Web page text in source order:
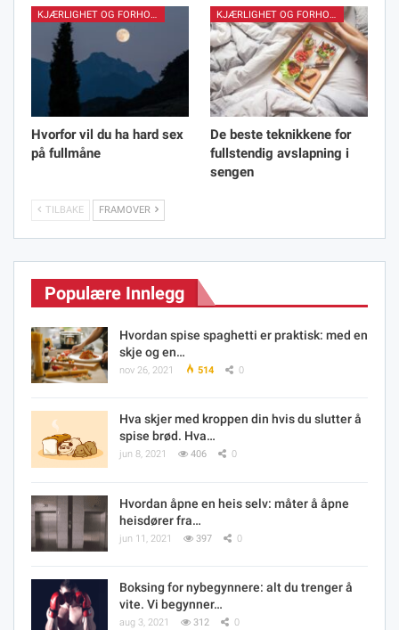
KJÆRLIGHET OG FORHOLD
Hvorfor vil du ha hard sex
på fullmåne
KJÆRLIGHET OG FORHOLD
De beste teknikkene for
fullstendig avslapning i
sengen
TILBAKE FRAMOVER
Populære Innlegg
Hvordan spise spaghetti er praktisk: med en
skje og en…
nov 26, 2021 514 0
Hva skjer med kroppen din hvis du slutter å
spise brød. Hva…
jun 8, 2021 406 0
Hvordan åpne en heis selv: måter å åpne
heisdører fra…
jun 11, 2021 397 0
Boksing for nybegynnere: alt du trenger å
vite. Vi begynner…
aug 3, 2021 312 0